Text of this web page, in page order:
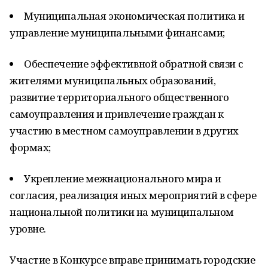
Муниципальная экономическая политика и
управление муниципальными финансами;
Обеспечение эффективной обратной связи с
жителями муниципальных образований,
развитие территориального общественного
самоуправления и привлечение граждан к
участию в местном самоуправлении в других
формах;
Укрепление межнационального мира и
согласия, реализация иных мероприятий в сфере
национальной политики на муниципальном
уровне.
Участие в Конкурсе вправе принимать городские